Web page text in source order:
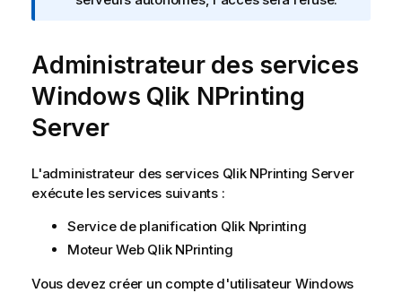
r
m
a
i
n
s
Administrateur des services
Windows Qlik NPrinting
Server
L'administrateur des services Qlik NPrinting Server
exécute les services suivants :
Service de planification Qlik Nprinting
Moteur Web Qlik NPrinting
Vous devez créer un compte d'utilisateur Windows